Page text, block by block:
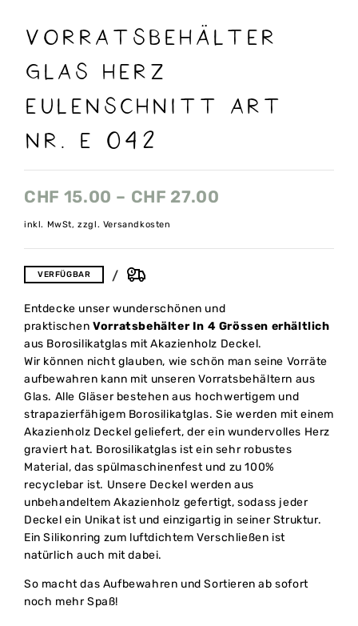
Vorratsbehälter
Glas Herz
Eulenschnitt art
nr. E 042
CHF 15.00 – CHF 27.00
inkl. MwSt, zzgl. Versandkosten
VERFÜGBAR
Entdecke unser wunderschönen und
praktischenVorratsbehälter In 4 Grössen erhältlich
aus Borosilikatglas mit Akazienholz Deckel.
Wir können nicht glauben, wie schön man seine Vorräte
aufbewahren kann mit unseren Vorratsbehältern aus
Glas. Alle Gläser bestehen aus hochwertigem und
strapazierfähigem Borosilikatglas. Sie werden mit einem
Akazienholz Deckel geliefert, der ein wundervolles Herz
graviert hat. Borosilikatglas ist ein sehr robustes
Material, das spülmaschinenfest und zu 100%
recyclebar ist. Unsere Deckel werden aus
unbehandeltem Akazienholz gefertigt, sodass jeder
Deckel ein Unikat ist und einzigartig in seiner Struktur.
Ein Silikonring zum luftdichtem Verschließen ist
natürlich auch mit dabei.
So macht das Aufbewahren und Sortieren ab sofort
noch mehr Spaß!